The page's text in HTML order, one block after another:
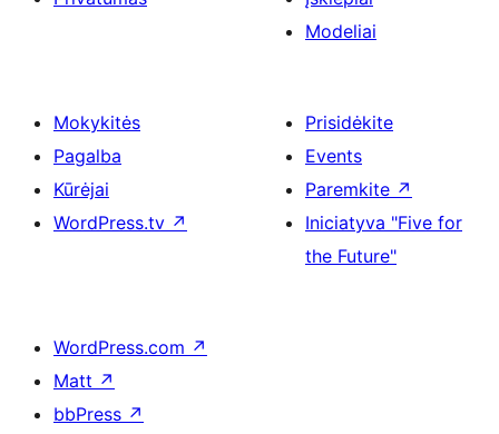
Modeliai
Mokykitės
Pagalba
Kūrėjai
WordPress.tv ↗
Prisidėkite
Events
Paremkite ↗
Iniciatyva "Five for
the Future"
WordPress.com ↗
Matt ↗
bbPress ↗